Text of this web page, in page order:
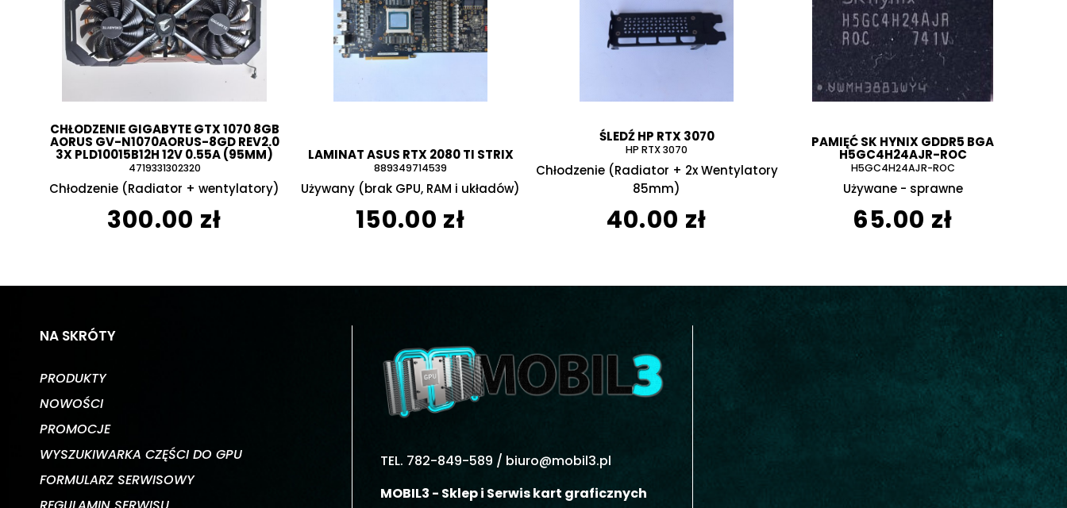
CHŁODZENIE GIGABYTE GTX 1070 8GB
AORUS GV-N1070AORUS-8GD REV2.0
3X PLD10015B12H 12V 0.55A (95MM)
4719331302320
Chłodzenie (Radiator + wentylatory)
300.00 zł
LAMINAT ASUS RTX 2080 TI STRIX
889349714539
Używany (brak GPU, RAM i układów)
150.00 zł
ŚLEDŹ HP RTX 3070
HP RTX 3070
Chłodzenie (Radiator + 2x Wentylatory
85mm)
40.00 zł
PAMIĘĆ SK HYNIX GDDR5 BGA
H5GC4H24AJR-ROC
H5GC4H24AJR-ROC
Używane - sprawne
65.00 zł
NA SKRÓTY
PRODUKTY
NOWOŚCI
PROMOCJE
WYSZUKIWARKA CZĘŚCI DO GPU
FORMULARZ SERWISOWY
TEL. 782-849-589 / biuro@mobil3.pl
MOBIL3 - Sklep i Serwis kart graficznych